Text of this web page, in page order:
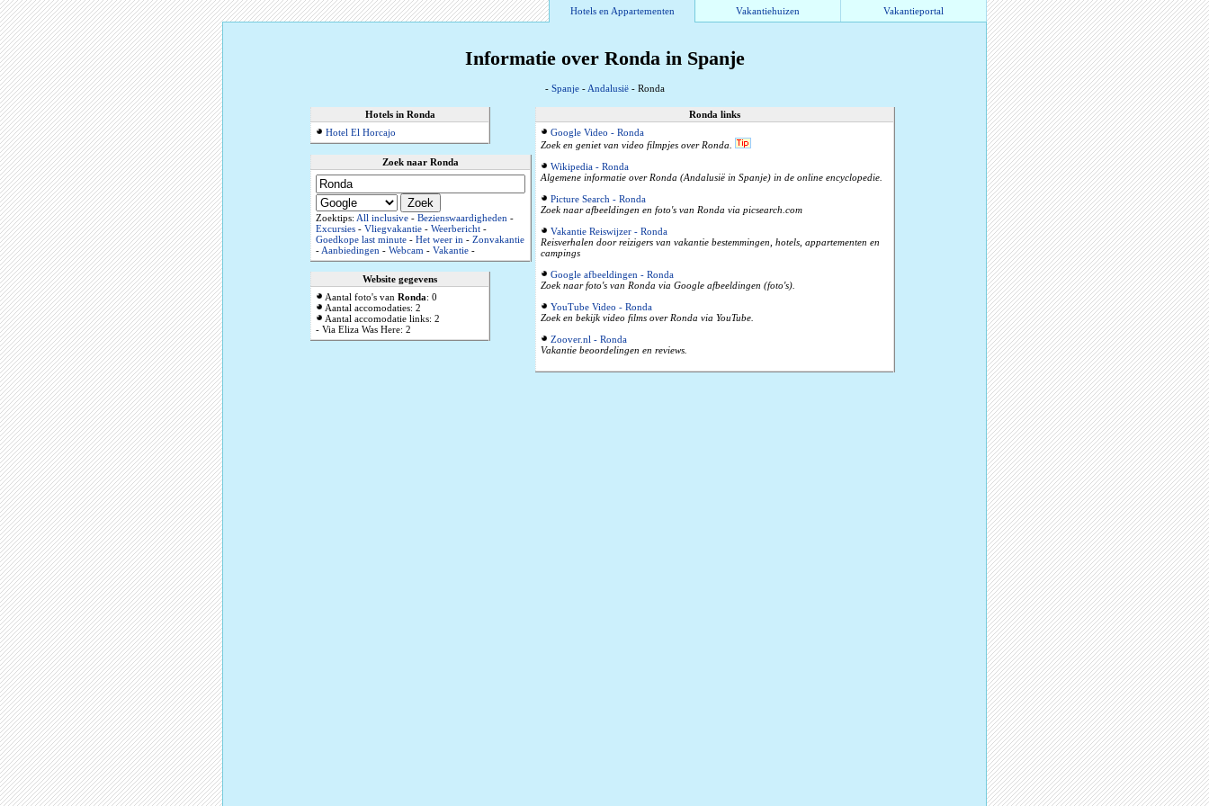
Hotels en Appartementen Vakantiehuizen Vakantieportal
Informatie over Ronda in Spanje
- Spanje-Andalusië- Ronda
Hotels in Ronda
Hotel El Horcajo
Zoek naar Ronda
Zoektips: All inclusive - Bezienswaardigheden -
Excursies - Vliegvakantie - Weerbericht -
Goedkope last minute - Het weer in - Zonvakantie
-Aanbiedingen - Webcam - Vakantie -
Website gegevens
Aantal foto's van Ronda: 0
Aantal accomodaties: 2
Aantal accomodatie links: 2
- Via Eliza Was Here: 2
Ronda links
Google Video - Ronda
Zoek en geniet van video filmpjes over Ronda.
Wikipedia - Ronda
Algemene informatie over Ronda (Andalusië in Spanje) in de online encyclopedie.
Picture Search - Ronda
Zoek naar afbeeldingen en foto's van Ronda via picsearch.com
Vakantie Reiswijzer - Ronda
Reisverhalen door reizigers van vakantie bestemmingen, hotels, appartementen en
campings
Google afbeeldingen - Ronda
Zoek naar foto's van Ronda via Google afbeeldingen (foto's).
YouTube Video - Ronda
Zoek en bekijk video films over Ronda via YouTube.
Zoover.nl - Ronda
Vakantie beoordelingen en reviews.